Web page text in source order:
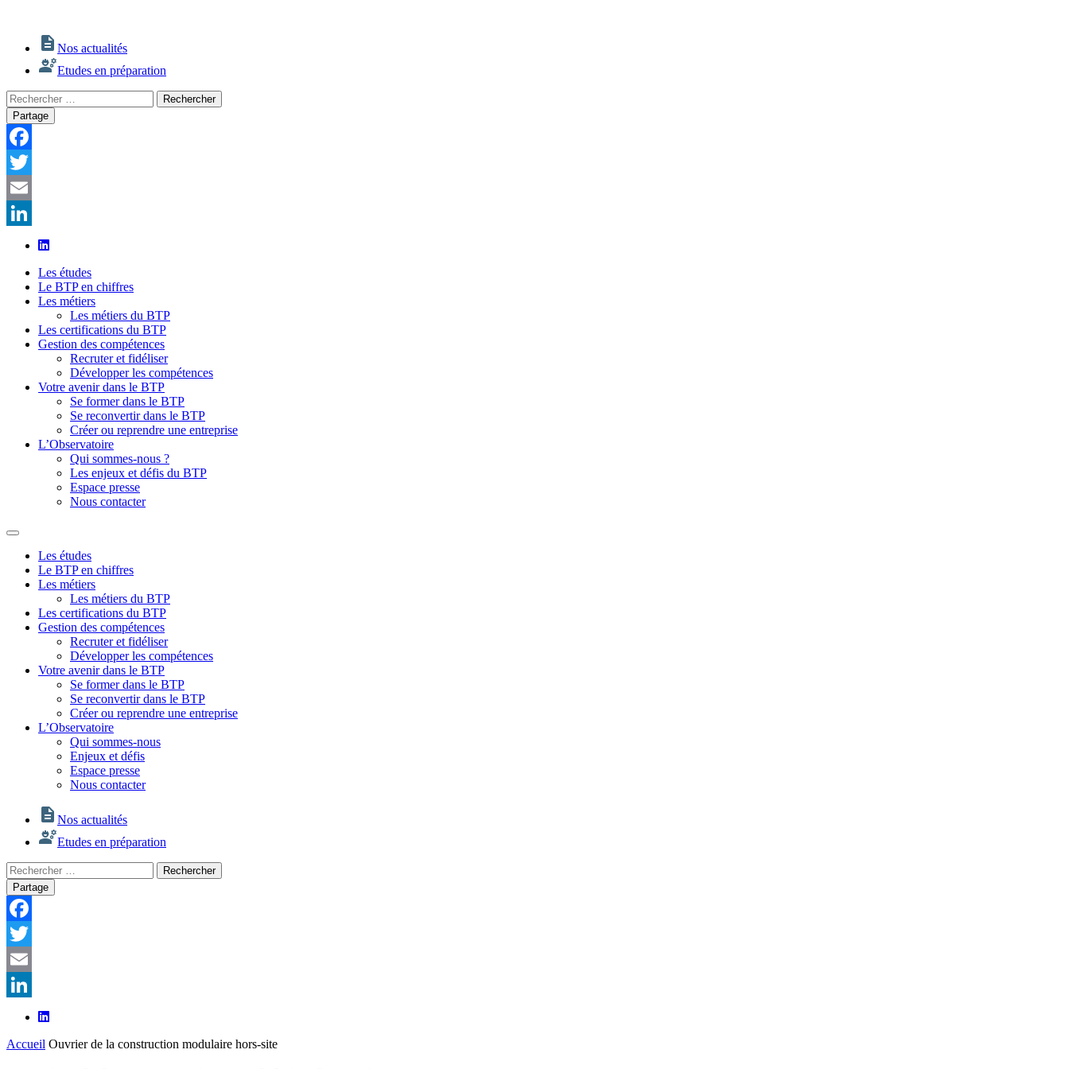
Nos actualités
Etudes en préparation
Rechercher
:
Rechercher
Partage
Facebook
Twitter
Email
LinkedIn
Les études
Le BTP en chiffres
Les métiers
Les métiers du BTP
Les certifications du BTP
Gestion des compétences
Recruter et fidéliser
Développer les compétences
Votre avenir dans le BTP
Se former dans le BTP
Se reconvertir dans le BTP
Créer ou reprendre une entreprise
L’Observatoire
Qui sommes-nous ?
Les enjeux et défis du BTP
Espace presse
Nous contacter
Les études
Le BTP en chiffres
Les métiers
Les métiers du BTP
Les certifications du BTP
Gestion des compétences
Recruter et fidéliser
Développer les compétences
Votre avenir dans le BTP
Se former dans le BTP
Se reconvertir dans le BTP
Créer ou reprendre une entreprise
L’Observatoire
Qui sommes-nous
Enjeux et défis
Espace presse
Nous contacter
Nos actualités
Etudes en préparation
Rechercher
:
Rechercher
Partage
Facebook
Twitter
Email
LinkedIn
Accueil Ouvrier de la construction modulaire hors-site